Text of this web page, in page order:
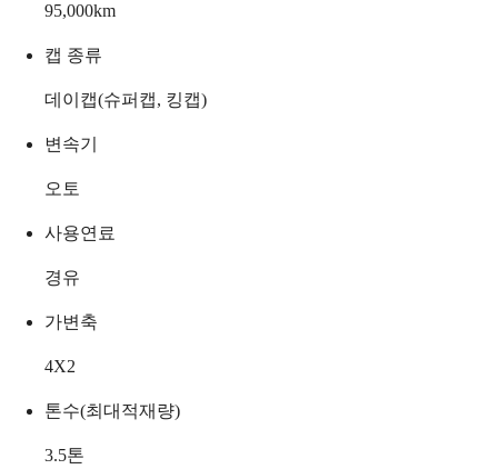
95,000km
캡 종류
데이캡(슈퍼캡, 킹캡)
변속기
오토
사용연료
경유
가변축
4X2
톤수(최대적재량)
3.5톤